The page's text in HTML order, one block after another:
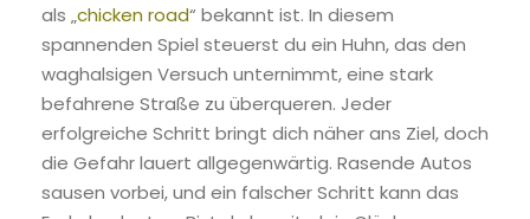
als „chicken road“ bekannt ist. In diesem
spannenden Spiel steuerst du ein Huhn, das den
waghalsigen Versuch unternimmt, eine stark
befahrene Straße zu überqueren. Jeder
erfolgreiche Schritt bringt dich näher ans Ziel, doch
die Gefahr lauert allgegenwärtig. Rasende Autos
sausen vorbei, und ein falscher Schritt kann das